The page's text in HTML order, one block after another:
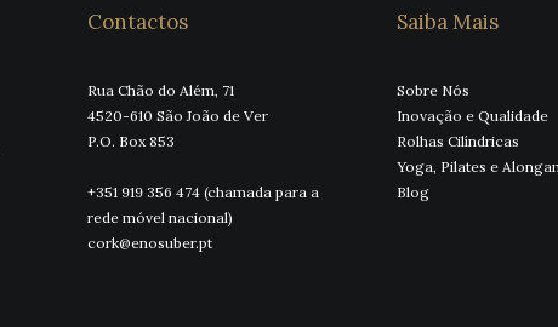
Contactos
Rua Chão do Além, 71
4520-610 São João de Ver
P.O. Box 853
+351 919 356 474 (chamada para a
rede móvel nacional)
cork@enosuber.pt
Saiba Mais
Sobre Nós
Inovação e Qualidade
Rolhas Cilíndricas
Yoga, Pilates e
Blog